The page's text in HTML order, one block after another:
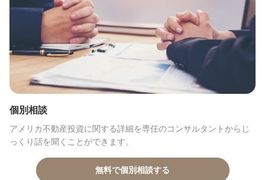
個別相談
アメリカ不動産投資に関する詳細を専任のコンサルタントからじ
っくり話を聞くことができます。
無料で個別相談する